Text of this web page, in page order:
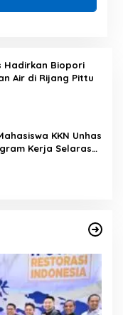
Hadirkan Biopori
Air di Rijang Pittu
KKN Unhas
Kerja Selaras